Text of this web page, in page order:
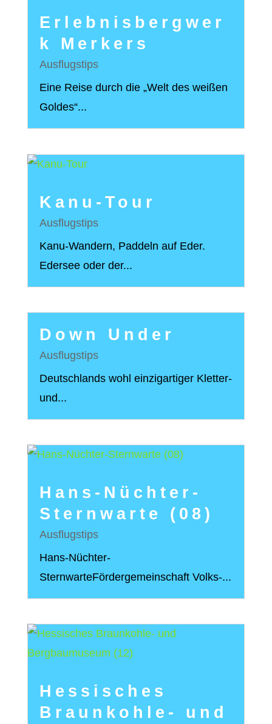
Erlebnisbergwer
k Merkers
Ausflugstips
Eine Reise durch die „Welt des weißen
Goldes“...
Kanu-Tour
Ausflugstips
Kanu-Wandern, Paddeln auf Eder.
Edersee oder der...
Down Under
Ausflugstips
Deutschlands wohl einzigartiger Kletter-
und...
Hans-Nüchter-
Sternwarte (08)
Ausflugstips
Hans-Nüchter-
SternwarteFördergemeinschaft Volks-...
Hessisches
Braunkohle- und